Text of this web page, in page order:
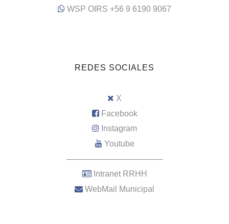
WSP OIRS +56 9 6190 9067
REDES SOCIALES
X
Facebook
Instagram
Youtube
–––––––––––––––––––––
Intranet RRHH
WebMail Municipal